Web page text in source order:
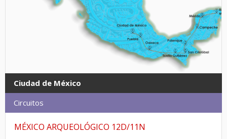
Ciudad de México
Circuitos
MÉXICO ARQUEOLÓGICO 12D/11N